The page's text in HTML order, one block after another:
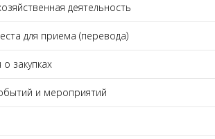
деятельность
для приема (перевода)
закупках
и мероприятий